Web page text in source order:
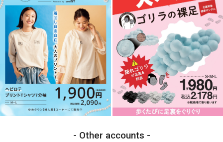
Other accounts